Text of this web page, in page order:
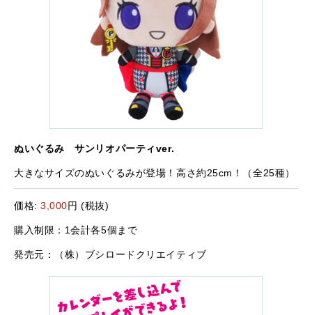
ぬいぐるみ サンリオパーティver.
大きなサイズのぬいぐるみが登場！高さ約25cm！（全25種）
価格:3,000円 (税抜)
購入制限：1会計各5個まで
発売元：（株）ブシロードクリエイティブ